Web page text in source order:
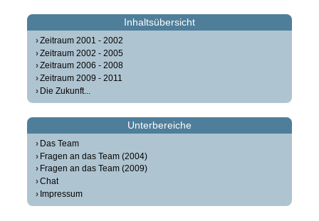
Inhaltsübersicht
Zeitraum 2001 - 2002
Zeitraum 2002 - 2005
Zeitraum 2006 - 2008
Zeitraum 2009 - 2011
Die Zukunft...
Unterbereiche
Das Team
Fragen an das Team (2004)
Fragen an das Team (2009)
Chat
Impressum